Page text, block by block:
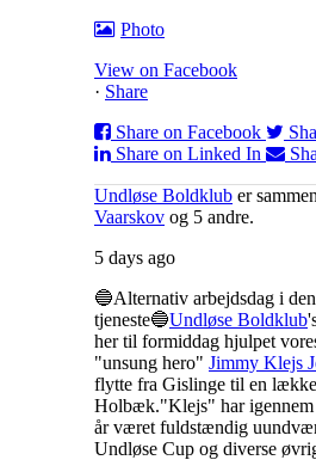
Photo
View on Facebook
· Share
Share on Facebook
Share on Linked In
Undløse Boldklub er
Vaarskov og 5 andre.
5 days ago
🔵Alternativ arbejdsdag i
tjeneste🔵Undløse Boldklub
her til formiddag hjulpet
"unsung hero" Jimmy Klejs
flytte fra Gislinge til en
Holbæk."Klejs" har
år været fuldstændig
Undløse Cup og diverse